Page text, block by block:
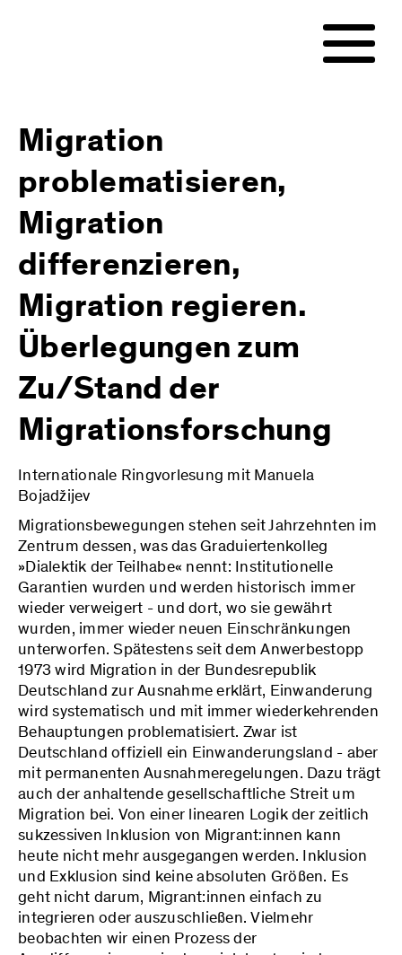
Migration
problematisieren,
Migration
differenzieren,
Migration regieren.
Überlegungen zum
Zu/Stand der
Migrationsforschung
Internationale Ringvorlesung mit Manuela
Bojadžijev
Migrationsbewegungen stehen seit Jahrzehnten im
Zentrum dessen, was das Graduiertenkolleg
»Dialektik der Teilhabe« nennt: Institutionelle
Garantien wurden und werden historisch immer
wieder verweigert - und dort, wo sie gewährt
wurden, immer wieder neuen Einschränkungen
unterworfen. Spätestens seit dem Anwerbestopp
1973 wird Migration in der Bundesrepublik
Deutschland zur Ausnahme erklärt, Einwanderung
wird systematisch und mit immer wiederkehrenden
Behauptungen problematisiert. Zwar ist
Deutschland offiziell ein Einwanderungsland - aber
mit permanenten Ausnahmeregelungen. Dazu trägt
auch der anhaltende gesellschaftliche Streit um
Migration bei. Von einer linearen Logik der zeitlich
sukzessiven Inklusion von Migrant:innen kann
heute nicht mehr ausgegangen werden. Inklusion
und Exklusion sind keine absoluten Größen. Es
geht nicht darum, Migrant:innen einfach zu
integrieren oder auszuschließen. Vielmehr
beobachten wir einen Prozess der